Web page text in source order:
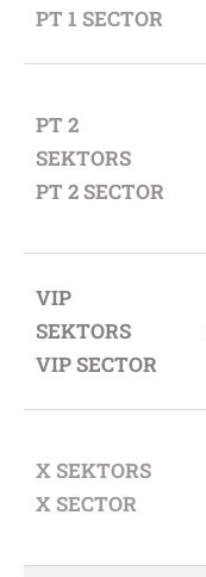
PT 1 SECTOR
PT 2
SEKTORS
PT 2 SECTOR
VIP
SEKTORS
VIP SECTOR
X SEKTORS
X SECTOR